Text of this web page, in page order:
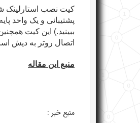
کیت نصب استارلینک
پشتیبانی و یک واحد
اتصال روتر به دیش
منبع این مقاله
منبع خبر :